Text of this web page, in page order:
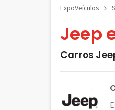
ExpoVeículos
Jeep
Carros